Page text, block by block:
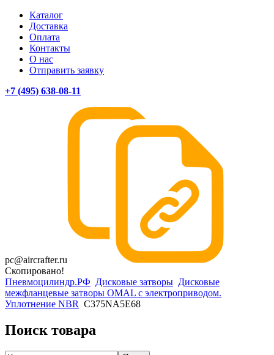
Каталог
Доставка
Оплата
Контакты
О нас
Отправить заявку
+7 (495) 638-08-11
pc@aircrafter.ru
Скопировано!
Пневмоцилиндр.РФ Дисковые затворы Дисковые
межфланцевые затворы OMAL c электроприводом.
Уплотнение NBR C375NA5E68
Поиск товара